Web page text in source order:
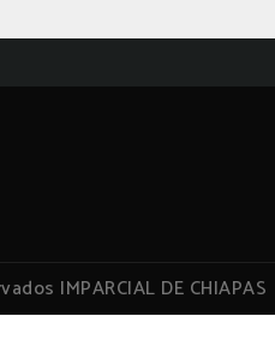
IMPARCIAL DE CHIAPAS